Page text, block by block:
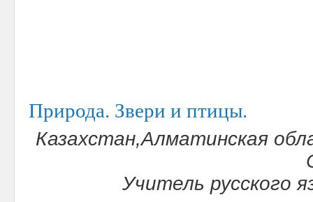
Природа. Звери и птицы.
Казахстан,Алматинская
Учитель русского